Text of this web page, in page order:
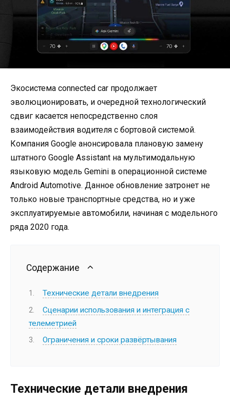
Экосистема connected car продолжает
эволюционировать, и очередной технологический
сдвиг касается непосредственно слоя
взаимодействия водителя с бортовой системой.
Компания Google анонсировала плановую замену
штатного Google Assistant на мультимодальную
языковую модель Gemini в операционной системе
Android Automotive. Данное обновление затронет не
только новые транспортные средства, но и уже
эксплуатируемые автомобили, начиная с модельного
ряда 2020 года.
Содержание
Технические детали внедрения
Сценарии использования и интеграция с
телеметрией
Ограничения и сроки развёртывания
Технические детали внедрения